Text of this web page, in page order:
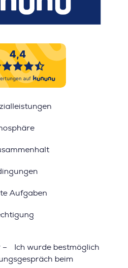
Aufgaben
– Ich wurde bestmöglich
beim